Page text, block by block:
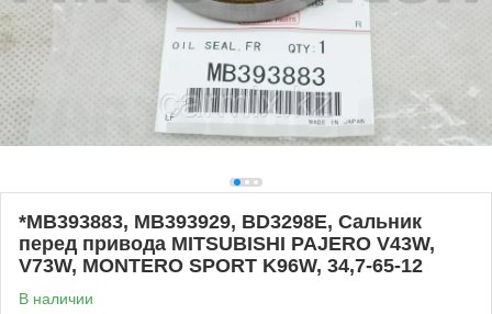
*MB393883, MB393929, BD3298E, Сальник
перед привода MITSUBISHI PAJERO V43W,
V73W, MONTERO SPORT K96W, 34,7-65-12
В наличии